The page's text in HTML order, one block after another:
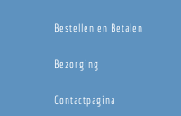
Bestellen en Betalen
Bezorging
Contactpagina